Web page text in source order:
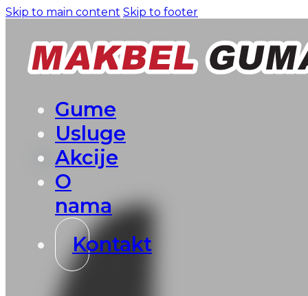
Skip to main content Skip to footer
Gume
Usluge
Akcije
O
nama
Kontakt